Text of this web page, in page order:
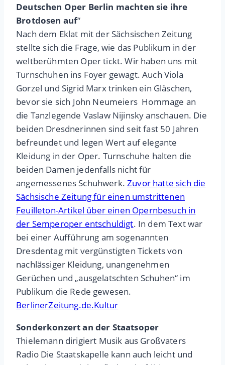
Deutschen Oper Berlin machten sie ihre
Brotdosen auf“
Nach dem Eklat mit der Sächsischen Zeitung
stellte sich die Frage, wie das Publikum in der
weltberühmten Oper tickt. Wir haben uns mit
Turnschuhen ins Foyer gewagt. Auch Viola
Gorzel und Sigrid Marx trinken ein Gläschen,
bevor sie sich John Neumeiers Hommage an
die Tanzlegende Vaslaw Nijinsky anschauen. Die
beiden Dresdnerinnen sind seit fast 50 Jahren
befreundet und legen Wert auf elegante
Kleidung in der Oper. Turnschuhe halten die
beiden Damen jedenfalls nicht für
angemessenes Schuhwerk.Zuvor hatte sich die
Sächsische Zeitung für einen umstrittenen
Feuilleton-Artikel über einen Opernbesuch in
der Semperoper entschuldigt. In dem Text war
bei einer Aufführung am sogenannten
Dresdentag mit vergünstigten Tickets von
nachlässiger Kleidung, unangenehmen
Gerüchen und „ausgelatschten Schuhen“ im
Publikum die Rede gewesen.
BerlinerZeitung.de.Kultur
Sonderkonzert an der Staatsoper
Thielemann dirigiert Musik aus Großvaters
Radio Die Staatskapelle kann auch leicht und